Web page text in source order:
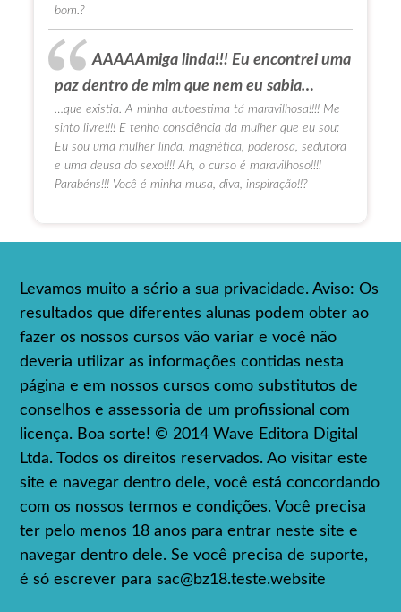
bom.?
AAAAAmiga linda!!! Eu encontrei uma
paz dentro de mim que nem eu sabia…
…que existia. A minha autoestima tá maravilhosa!!!! Me
sinto livre!!!! E tenho consciência da mulher que eu sou:
Eu sou uma mulher linda, magnética, poderosa, sedutora
e uma deusa do sexo!!!! Ah, o curso é maravilhoso!!!!
Parabéns!!! Você é minha musa, diva, inspiração!!?
Levamos muito a sério a sua privacidade. Aviso: Os
resultados que diferentes alunas podem obter ao
fazer os nossos cursos vão variar e você não
deveria utilizar as informações contidas nesta
página e em nossos cursos como substitutos de
conselhos e assessoria de um profissional com
licença. Boa sorte! © 2014 Wave Editora Digital
Ltda. Todos os direitos reservados. Ao visitar este
site e navegar dentro dele, você está concordando
com os nossos termos e condições. Você precisa
ter pelo menos 18 anos para entrar neste site e
navegar dentro dele. Se você precisa de suporte,
é só escrever parasac@bz18.teste.website